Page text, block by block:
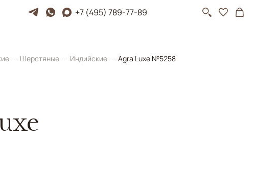
+7 (495) 789-77-89
Шерстяные Индийские Agra Luxe №5258